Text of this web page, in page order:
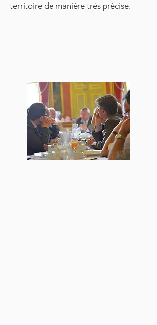
territoire de manière très précise.